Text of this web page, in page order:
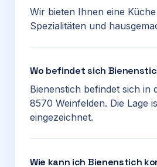
Wir bieten Ihnen eine
Spezialitäten und
Wo befindet sich
Bienenstich befindet sich in
8570 Weinfelden. Die Lage
eingezeichnet.
Wie kann ich Bienenstich